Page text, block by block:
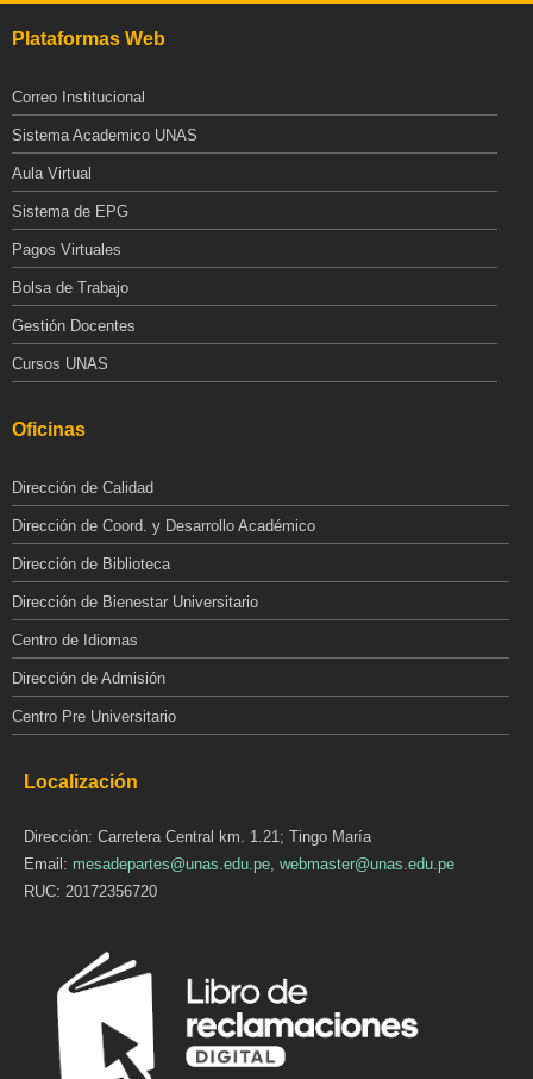
Plataformas Web
Correo Institucional
Sistema Academico UNAS
Aula Virtual
Sistema de EPG
Pagos Virtuales
Bolsa de Trabajo
Gestión Docentes
Cursos UNAS
Oficinas
Dirección de Calidad
Dirección de Coord. y Desarrollo Académico
Dirección de Biblioteca
Dirección de Bienestar Universitario
Centro de Idiomas
Dirección de Admisión
Centro Pre Universitario
Localización
Dirección: Carretera Central km. 1.21; Tingo María
Email: mesadepartes@unas.edu.pe, webmaster@unas.edu.pe
RUC: 20172356720